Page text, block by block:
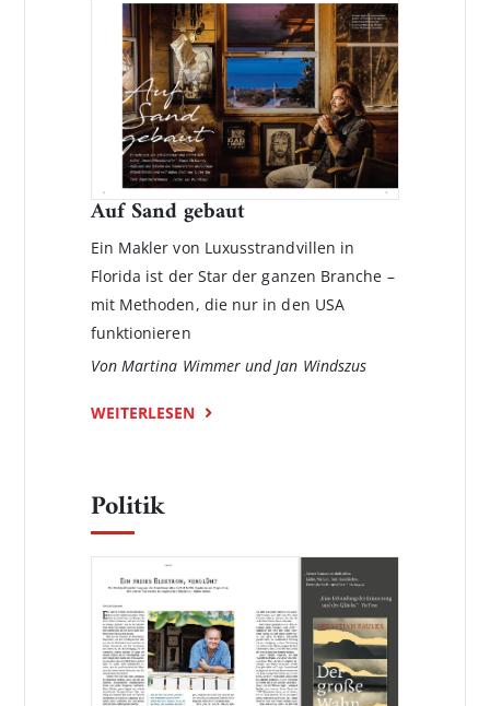
Auf Sand gebaut
Ein Makler von Luxusstrandvillen in
Florida ist der Star der ganzen Branche –
mit Methoden, die nur in den USA
funktionieren
Von Martina Wimmer und Jan Windszus
WEITERLESEN
Politik